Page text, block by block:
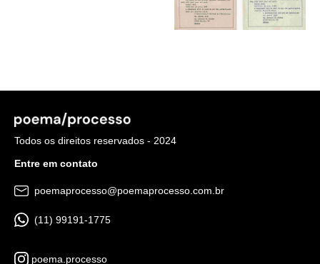
Todos os direitos reservados - 2024
Entre em contato
poemaprocesso@poemaprocesso.com.br
(11) 99191-1775
poema.processo